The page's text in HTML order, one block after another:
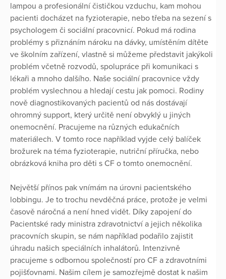
lampou a profesionální čističkou vzduchu, kam mohou
pacienti docházet na fyzioterapie, nebo třeba na sezení s
psychologem či sociální pracovnicí. Pokud má rodina
problémy s přiznáním nároku na dávky, umístěním dítěte
ve školním zařízení, vlastně si můžeme představit jakýkoli
problém včetně rozvodů, spolupráce při komunikaci s
lékaři a mnoho dalšího. Naše sociální pracovnice vždy
problém vyslechnou a hledají cestu jak pomoci. Rodiny
nově diagnostikovaných pacientů od nás dostávají
ohromný support, který určitě není obvyklý u jiných
onemocnění. Pracujeme na různých edukačních
materiálech. V tomto roce například vyjde celý balíček
brožurek na téma fyzioterapie, nutriční příručka, nebo
obrázková kniha pro děti s CF o tomto onemocnění.
Největší přínos pak vnímám na úrovni pacientského
lobbingu. Je to trochu nevděčná práce, protože je velmi
časově náročná a není hned vidět. Díky zapojení do
Pacientské rady ministra zdravotnictví a jejich několika
pracovních skupin, se nám například podařilo zajistit
úhradu našich speciálních inhalátorů. Intenzivně
pracujeme s odbornou společností pro CF a zdravotními
pojišťovnami. Našim cílem je samozřejmě dostat k našim